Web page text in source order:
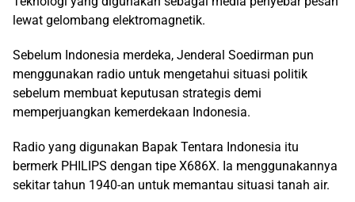
lewat gelombang elektromagnetik.
Sebelum Indonesia merdeka, Jenderal Soedirman pun
menggunakan radio untuk mengetahui situasi politik
sebelum membuat keputusan strategis demi
memperjuangkan kemerdekaan Indonesia.
Radio yang digunakan Bapak Tentara Indonesia itu
bermerk PHILIPS dengan tipe X686X. Ia menggunakannya
sekitar tahun 1940-an untuk memantau situasi tanah air.